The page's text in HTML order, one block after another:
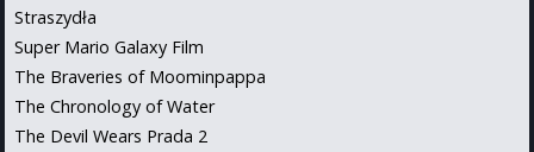
Straszydła
Super Mario Galaxy Film
The Braveries of Moominpappa
The Chronology of Water
The Devil Wears Prada 2